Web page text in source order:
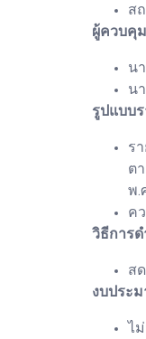
ส
ผู้ควบคุ
น
น
รูปแบบ
ร
ต
พ.
ค
วิธีการ
ส
งบประ
ไ